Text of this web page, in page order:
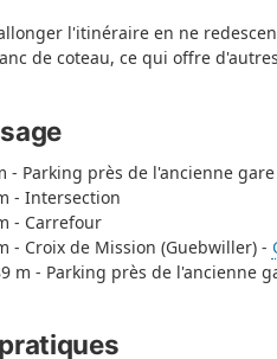
l'itinéraire en ne
de coteau, ce qui offre
- Parking près de l'ancienne
- Intersection
- Carrefour
- Croix de Mission (Guebwiller) -
m - Parking près de l'ancienne